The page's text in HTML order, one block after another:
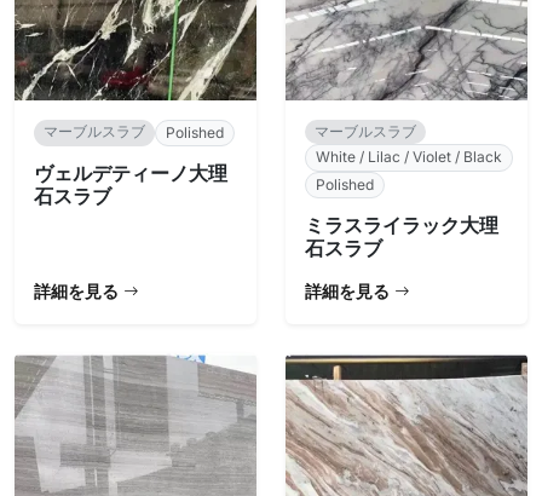
マーブルスラブ Polished
ヴェルデティーノ大理
石スラブ
詳細を見る
マーブルスラブ
White / Lilac / Violet / Black
Polished
ミラスライラック大理
石スラブ
詳細を見る